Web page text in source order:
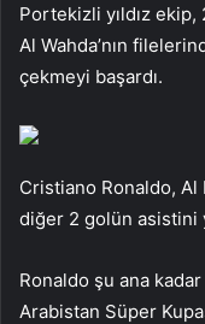
Portekizli yıldız ekip,
Al Wahda’nın
çekmeyi başardı.
Cristiano Ronaldo, Al
diğer 2 golün asistini
Ronaldo şu ana
Arabistan Süper